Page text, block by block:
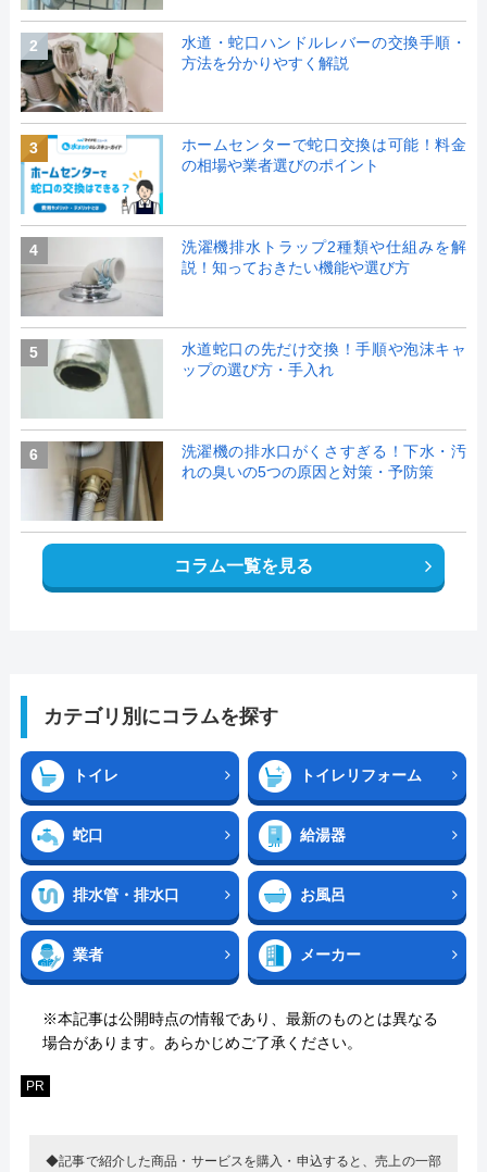
2
水道・蛇口ハンドルレバーの交換手順・
方法を分かりやすく解説
3
ホームセンターで蛇口交換は可能！料金
の相場や業者選びのポイント
4
洗濯機排水トラップ2種類や仕組みを解
説！知っておきたい機能や選び方
5
水道蛇口の先だけ交換！手順や泡沫キャ
ップの選び方・手入れ
6
洗濯機の排水口がくさすぎる！下水・汚
れの臭いの5つの原因と対策・予防策
コラム一覧を見る
カテゴリ別にコラムを探す
トイレ トイレリフォーム
蛇口 給湯器
排水管・排水口 お風呂
業者 メーカー
※本記事は公開時点の情報であり、最新のものとは異なる
場合があります。あらかじめご了承ください。
PR
◆記事で紹介した商品・サービスを購入・申込すると、売上の一部